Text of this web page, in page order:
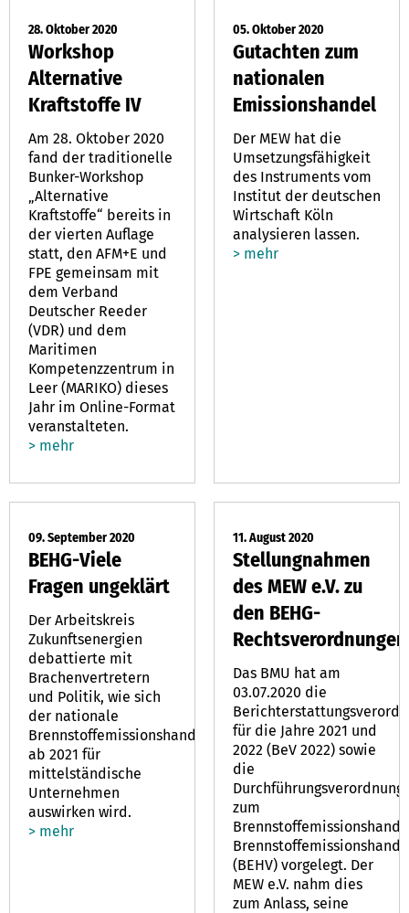
28. Oktober 2020
Workshop
Alternative
Kraftstoffe IV
Am 28. Oktober 2020
fand der traditionelle
Bunker-Workshop
„Alternative
Kraftstoffe“ bereits in
der vierten Auflage
statt, den AFM+E und
FPE gemeinsam mit
dem Verband
Deutscher Reeder
(VDR) und dem
Maritimen
Kompetenzzentrum in
Leer (MARIKO) dieses
Jahr im Online-Format
veranstalteten.
> mehr
05. Oktober 2020
Gutachten zum
nationalen
Emissionshandel
Der MEW hat die
Umsetzungsfähigkeit
des Instruments vom
Institut der deutschen
Wirtschaft Köln
analysieren lassen.
> mehr
09. September 2020
BEHG-Viele
Fragen ungeklärt
Der Arbeitskreis
Zukunftsenergien
debattierte mit
Brachenvertretern
und Politik, wie sich
der nationale
Brennstoffemissionshandel
ab 2021 für
mittelständische
Unternehmen
auswirken wird.
> mehr
11. August 2020
Stellungnahmen
des MEW e.V. zu
den BEHG-
Rechtsverordnungen
Das BMU hat am
03.07.2020 die
für die Jahre 2021 und
2022 (BeV 2022) sowie
die
Durchführungsverordnung
zum
(BEHV) vorgelegt. Der
MEW e.V. nahm dies
zum Anlass, seine